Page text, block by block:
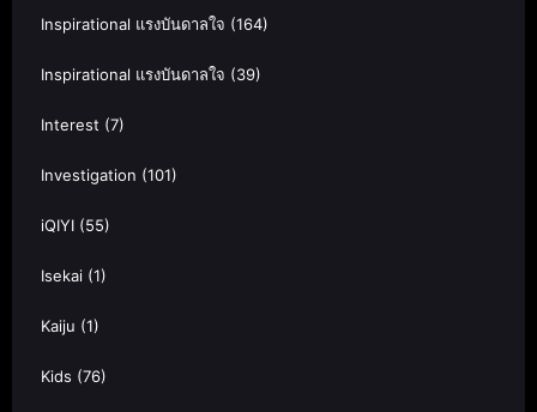
Inspirational แรงบันดาลใจ (164)
Inspirational แรงบันดาลใจ (39)
Interest (7)
Investigation (101)
iQIYI (55)
Isekai (1)
Kaiju (1)
Kids (76)